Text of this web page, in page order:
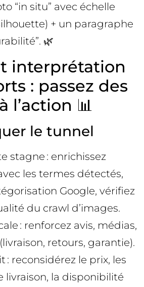
“in situ” avec échelle
+ un paragraphe
🌿
interprétation
: passez des
l’action 📊
le tunnel
stagne : enrichissez
les termes détectés,
Google, vérifiez
du crawl d’images.
: renforcez avis, médias,
retours, garantie).
: reconsidérez le prix, les
livraison, la disponibilité